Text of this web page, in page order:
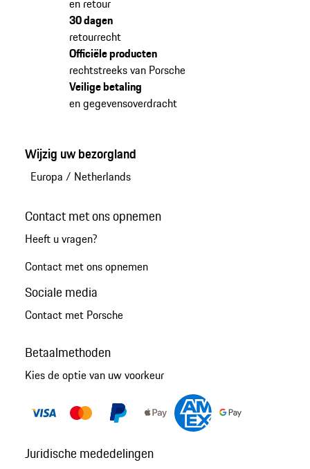
en retour
30 dagen
retourrecht
Officiële producten
rechtstreeks van Porsche
Veilige betaling
en gegevensoverdracht
Wijzig uw bezorgland
Europa / Netherlands
Contact met ons opnemen
Heeft u vragen?
Contact met ons opnemen
Sociale media
Contact met Porsche
Betaalmethoden
Kies de optie van uw voorkeur
Juridische mededelingen